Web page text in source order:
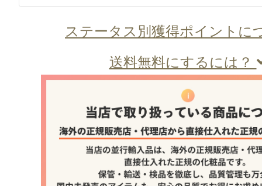
ステータス別獲得ポイントに
送料無料にするには？